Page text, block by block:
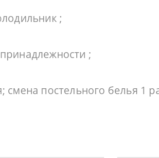
;
;
смена постельного белья 1